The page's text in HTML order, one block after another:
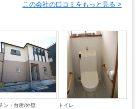
この会社の口コミをもっと見る >
ン・台所/外壁
トイレ